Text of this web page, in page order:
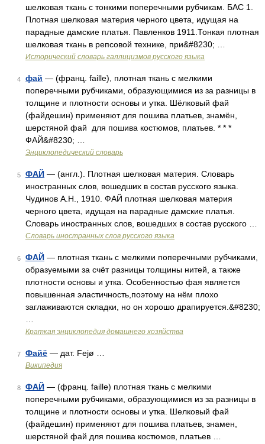
шелковая ткань с тонкими поперечными рубчикам. БАС 1.
Плотная шелковая материя черного цвета, идущая на
парадные дамские платья. Павленков 1911.Тонкая плотная
шелковая ткань в репсовой технике, при&#8230; …
Исторический словарь галлицизмов русского языка
4 фай — (франц. faille), плотная ткань с мелкими
поперечными рубчиками, образующимися из за разницы в
толщине и плотности основы и утка. Шёлковый фай
(файдешин) применяют для пошива платьев, знамён,
шерстяной фай для пошива костюмов, платьев. * * *
ФАЙ&#8230; …
Энциклопедический словарь
5 ФАЙ — (англ.). Плотная шелковая материя. Словарь
иностранных слов, вошедших в состав русского языка.
Чудинов А.Н., 1910. ФАЙ плотная шелковая материя
черного цвета, идущая на парадные дамские платья.
Словарь иностранных слов, вошедших в состав русского …
Словарь иностранных слов русского языка
6 ФАЙ — плотная ткань с мелкими поперечными рубчиками,
образуемыми за счёт разницы толщины нитей, а также
плотности основы и утка. Особенностью фая является
повышенная эластичность,поэтому на нём плохо
заглаживаются складки, но он хорошо драпируется.&#8230;
Краткая энциклопедия домашнего хозяйства
7 Файё — дат. Fejø …
Википедия
8 ФАЙ — (франц. faille) плотная ткань с мелкими
поперечными рубчиками, образующимися из за разницы в
толщине и плотности основы и утка. Шелковый фай
(файдешин) применяют для пошива платьев, знамен,
шерстяной фай для пошива костюмов, платьев …